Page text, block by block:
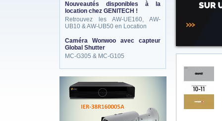
Nouveautés disponibles à la
location chez GENITECH !
Retrouvez les AW-UE160, AW-
UB10 & AW-UB50 en Location
Caméra Wonwoo avec capteur
Global Shutter
MC-G305 & MC-G105